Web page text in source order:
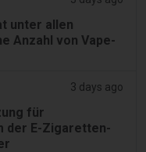
unter allen
Anzahl von Vape-
3 days ago
für
der E-Zigaretten-